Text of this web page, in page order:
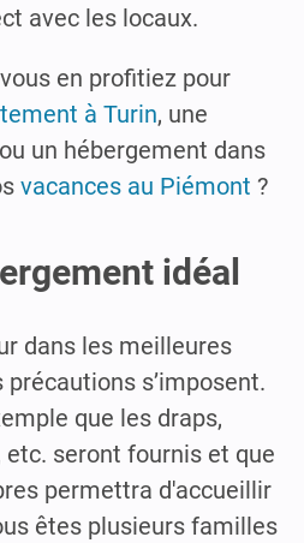
avec les locaux.
en profitiez pour
à Turin, une
ou un hébergement dans
vacances au Piémont ?
idéal
dans les meilleures
s’imposent.
que les draps,
seront fournis et que
permettra d'accueillir
êtes plusieurs familles